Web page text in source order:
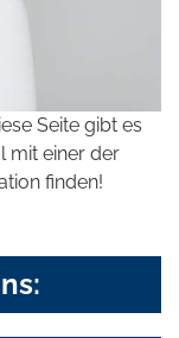
Seite gibt es
mit einer der
finden!